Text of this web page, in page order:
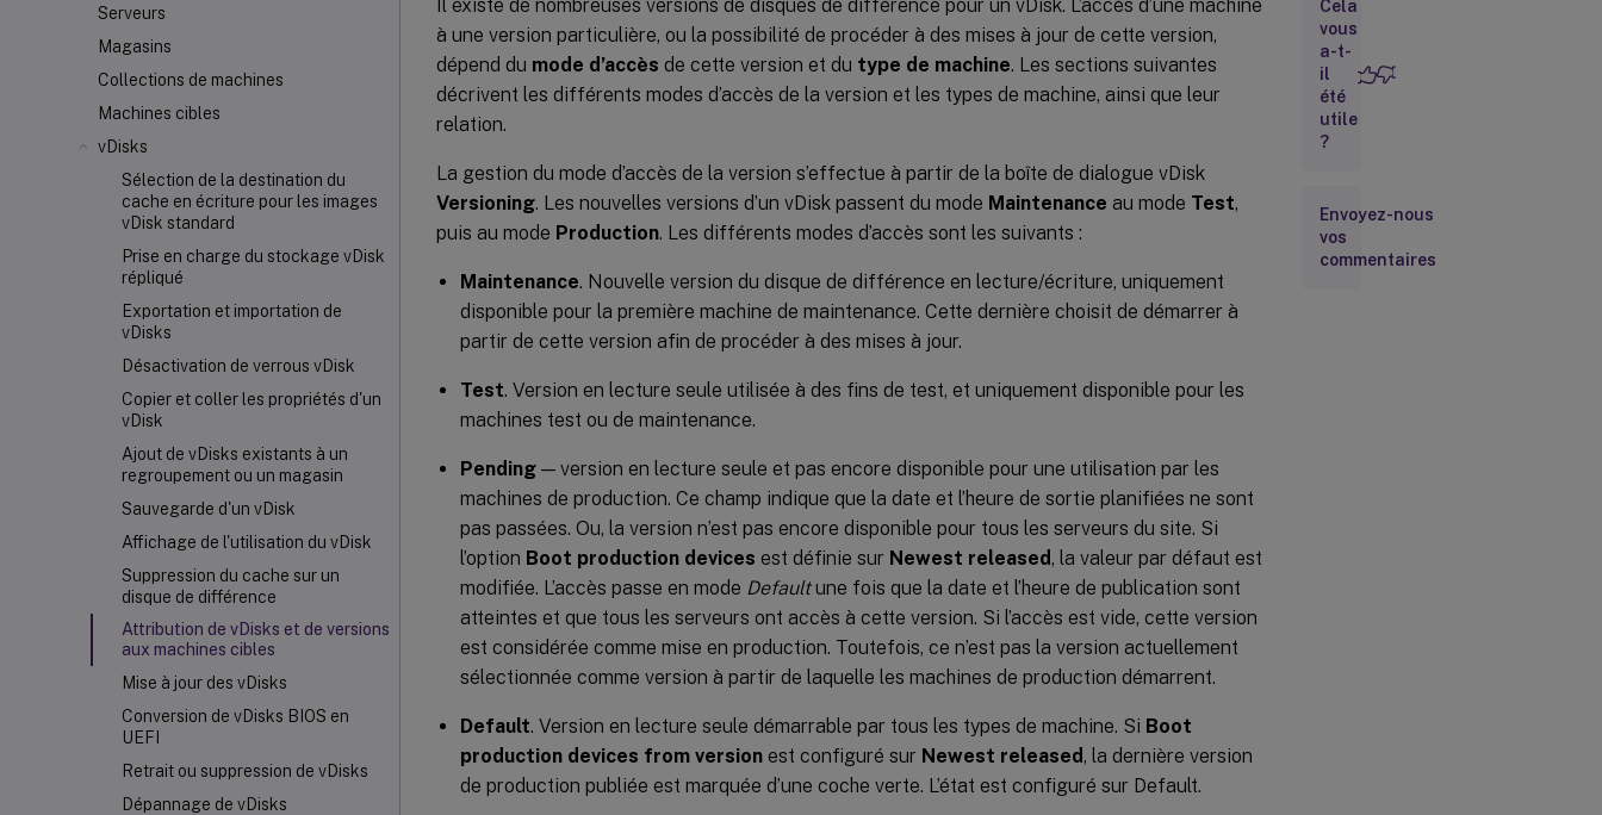
Serveurs
Magasins
Collections de machines
Machines cibles
vDisks
Sélection de la destination du
cache en écriture pour les images
vDisk standard
Prise en charge du stockage vDisk
répliqué
Exportation et importation de
vDisks
Désactivation de verrous vDisk
Copier et coller les propriétés d'un
vDisk
Ajout de vDisks existants à un
regroupement ou un magasin
Sauvegarde d'un vDisk
Affichage de l'utilisation du vDisk
Suppression du cache sur un
disque de différence
Attribution de vDisks et de versions
aux machines cibles
Mise à jour des vDisks
Conversion de vDisks BIOS en
UEFI
Retrait ou suppression de vDisks
Dépannage de vDisks
Il existe de nombreuses versions de disques de différence pour un vDisk. L’accès d’une machine
à une version particulière, ou la possibilité de procéder à des mises à jour de cette version,
dépend du mode d’accès de cette version et du type de machine. Les sections suivantes
décrivent les différents modes d’accès de la version et les types de machine, ainsi que leur
relation.
La gestion du mode d’accès de la version s’effectue à partir de la boîte de dialogue vDisk
Versioning. Les nouvelles versions d’un vDisk passent du mode Maintenance au mode Test,
puis au mode Production. Les différents modes d’accès sont les suivants :
Maintenance. Nouvelle version du disque de différence en lecture/écriture, uniquement
disponible pour la première machine de maintenance. Cette dernière choisit de démarrer à
partir de cette version afin de procéder à des mises à jour.
Test. Version en lecture seule utilisée à des fins de test, et uniquement disponible pour les
machines test ou de maintenance.
Pending — version en lecture seule et pas encore disponible pour une utilisation par les
machines de production. Ce champ indique que la date et l’heure de sortie planifiées ne sont
pas passées. Ou, la version n’est pas encore disponible pour tous les serveurs du site. Si
l’option Boot production devices est définie sur Newest released , la valeur par défaut est
modifiée. L’accès passe en mode Defaultune fois que la date et l’heure de publication sont
atteintes et que tous les serveurs ont accès à cette version. Si l’accès est vide, cette version
est considérée comme mise en production. Toutefois, ce n’est pas la version actuellement
sélectionnée comme version à partir de laquelle les machines de production démarrent.
Default. Version en lecture seule démarrable par tous les types de machine. Si Boot
production devices from version est configuré sur Newest released , la dernière version
de production publiée est marquée d’une coche verte. L’état est configuré sur Default.
Annulation
de
l’attribution
d’un vDisk
à partir
d’une
machine
Boîte de
dialogue
vDisk
Cela
vous
a-t-
il
été
utile
?
Envoyez-nous
vos
commentaires